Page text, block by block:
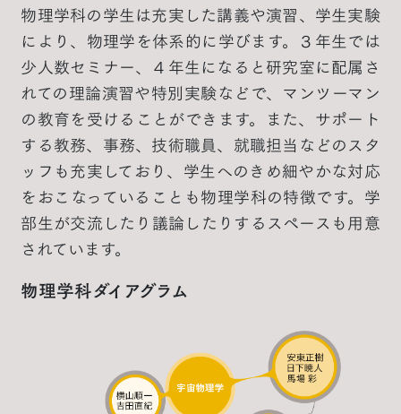
物理学科の学生は充実した講義や演習、学生実験
により、物理学を体系的に学びます。３年生では
少人数セミナー、４年生になると研究室に配属さ
れての理論演習や特別実験などで、マンツーマン
の教育を受けることができます。また、サポート
する教務、事務、技術職員、就職担当などのスタ
ッフも充実しており、学生へのきめ細やかな対応
をおこなっていることも物理学科の特徴です。学
部生が交流したり議論したりするスペースも用意
されています。
物理学科ダイアグラム